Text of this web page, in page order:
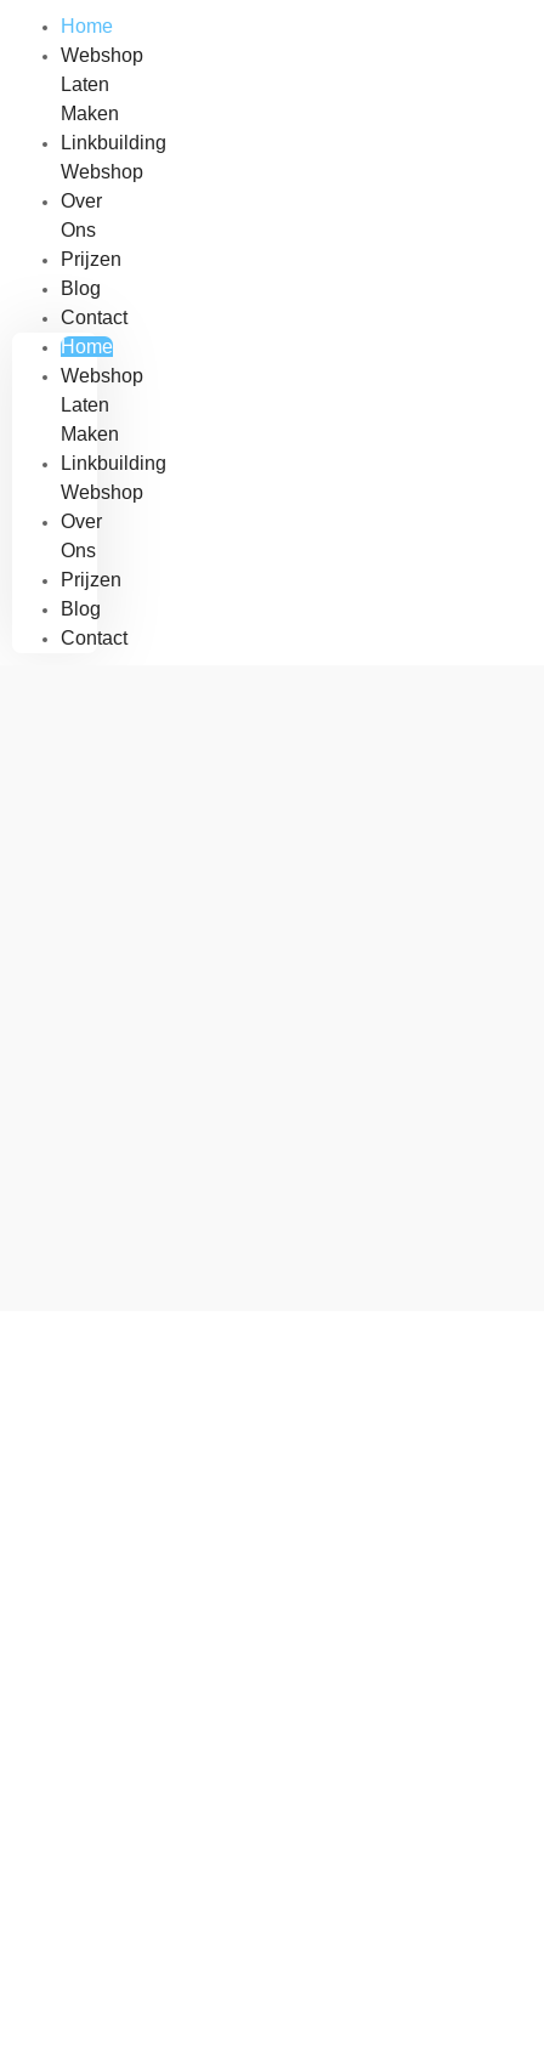
Home
Webshop
Laten
Maken
Linkbuilding
Webshop
Over
Ons
Prijzen
Blog
Contact
Home
Webshop
Laten
Maken
Linkbuilding
Webshop
Over
Ons
Prijzen
Blog
Contact